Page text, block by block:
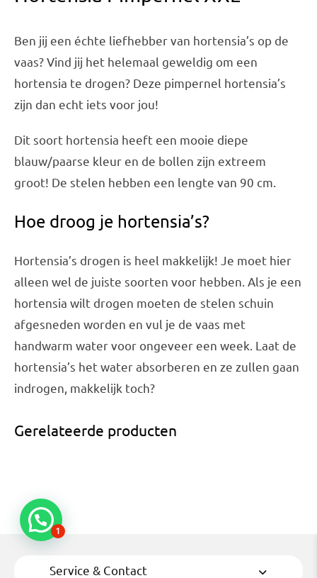
Ben jij een échte liefhebber van hortensia’s op de
vaas? Vind jij het helemaal geweldig om een
hortensia te drogen? Deze pimpernel hortensia’s
zijn dan echt iets voor jou!
Dit soort hortensia heeft een mooie diepe
blauw/paarse kleur en de bollen zijn extreem
groot! De stelen hebben een lengte van 90 cm.
Hoe droog je hortensia’s?
Hortensia’s drogen is heel makkelijk! Je moet hier
alleen wel de juiste soorten voor hebben. Als je een
hortensia wilt drogen moeten de stelen schuin
afgesneden worden en vul je de vaas met
handwarm water voor ongeveer een week. Laat de
hortensia’s het water absorberen en ze zullen gaan
indrogen, makkelijk toch?
Gerelateerde producten
Service & Contact
1